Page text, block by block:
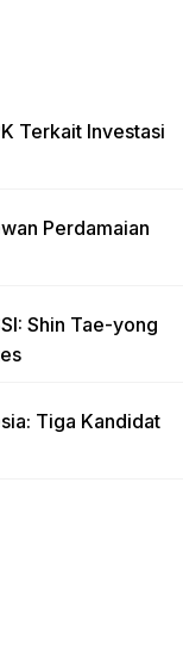
Terkait Investasi
Perdamaian
Shin Tae-yong
Tiga Kandidat